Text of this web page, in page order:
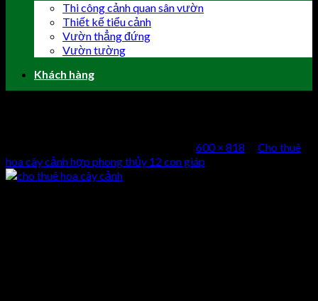
Thi công cảnh quan sân vườn
Thiết kế tiểu cảnh
Vườn thẳng đứng
Vườn tường
Khách hàng
600 × 818
Cho thuê
hoa cây cảnh hợp phong thủy 12 con giáp